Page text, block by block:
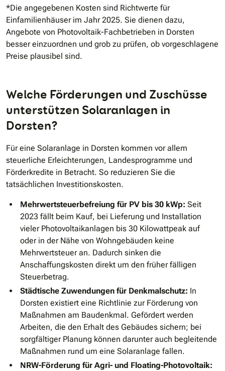
*Die angegebenen Kosten sind Richtwerte für
Einfamilienhäuser im Jahr 2025. Sie dienen dazu,
Angebote von Photovoltaik-Fachbetrieben in Dorsten
besser einzuordnen und grob zu prüfen, ob vorgeschlagene
Preise plausibel sind.
Welche Förderungen und Zuschüsse
unterstützen Solaranlagen in
Dorsten?
Für eine Solaranlage in Dorsten kommen vor allem
steuerliche Erleichterungen, Landesprogramme und
Förderkredite in Betracht. So reduzieren Sie die
tatsächlichen Investitionskosten.
Mehrwertsteuerbefreiung für PV bis 30 kWp: Seit
2023 fällt beim Kauf, bei Lieferung und Installation
vieler Photovoltaikanlagen bis 30 Kilowattpeak auf
oder in der Nähe von Wohngebäuden keine
Mehrwertsteuer an. Dadurch sinken die
Anschaffungskosten direkt um den früher fälligen
Steuerbetrag.
Städtische Zuwendungen für Denkmalschutz: In
Dorsten existiert eine Richtlinie zur Förderung von
Maßnahmen am Baudenkmal. Gefördert werden
Arbeiten, die den Erhalt des Gebäudes sichern; bei
sorgfältiger Planung können darunter auch begleitende
Maßnahmen rund um eine Solaranlage fallen.
NRW-Förderung für Agri- und Floating-Photovoltaik: